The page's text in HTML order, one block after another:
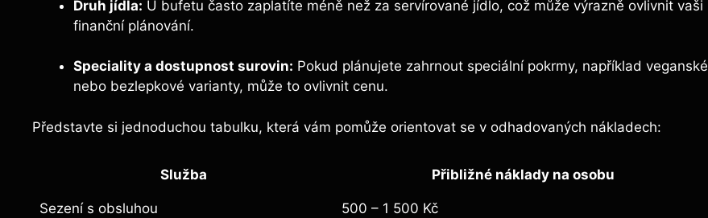
Druh jídla: U bufetu často zaplatíte méně než za servírované jídlo, což může výrazně ovlivnit vaši
finanční plánování.
Speciality a dostupnost surovin: Pokud plánujete zahrnout speciální pokrmy, například veganské
nebo bezlepkové varianty, může to ovlivnit cenu.
Představte si jednoduchou tabulku, která vám pomůže orientovat se v odhadovaných nákladech:
Služba Přibližné náklady na osobu
Sezení s obsluhou 500 – 1 500 Kč